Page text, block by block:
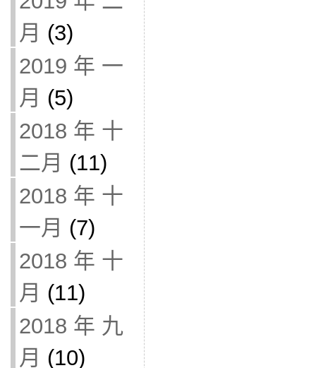
月 (3)
2019 年 一
月 (5)
2018 年 十
二月 (11)
2018 年 十
一月 (7)
2018 年 十
月 (11)
2018 年 九
月 (10)